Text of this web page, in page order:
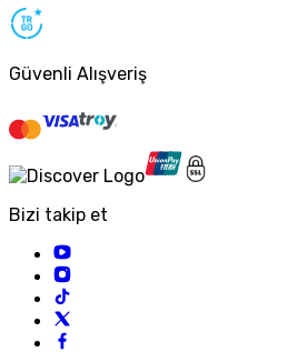
Güvenli Alışveriş
Bizi takip et